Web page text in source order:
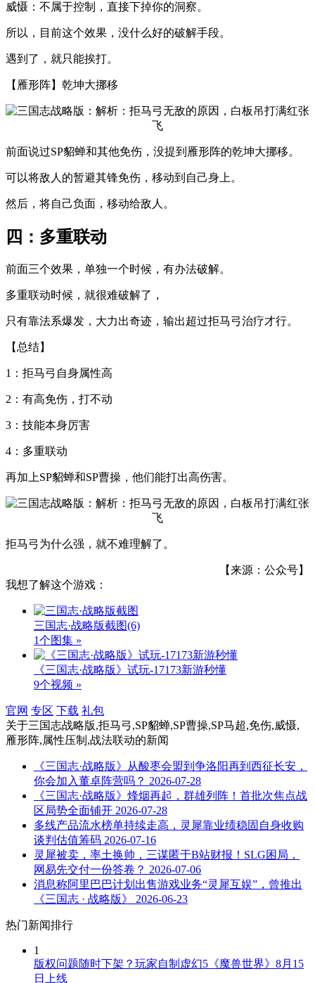
威慑：不属于控制，直接下掉你的洞察。
所以，目前这个效果，没什么好的破解手段。
遇到了，就只能挨打。
【雁形阵】乾坤大挪移
前面说过SP貂蝉和其他免伤，没提到雁形阵的乾坤大挪移。
可以将敌人的暂避其锋免伤，移动到自己身上。
然后，将自己负面，移动给敌人。
四：多重联动
前面三个效果，单独一个时候，有办法破解。
多重联动时候，就很难破解了，
只有靠法系爆发，大力出奇迹，输出超过拒马弓治疗才行。
【总结】
1：拒马弓自身属性高
2：有高免伤，打不动
3：技能本身厉害
4：多重联动
再加上SP貂蝉和SP曹操，他们能打出高伤害。
拒马弓为什么强，就不难理解了。
【来源：公众号】
我想了解这个游戏：
三国志·战略版截图(6)
1个图集 »
《三国志·战略版》试玩-17173新游秒懂
9个视频 »
官网 专区 下载 礼包
关于三国志战略版,拒马弓,SP貂蝉,SP曹操,SP马超,免伤,威慑,
雁形阵,属性压制,战法联动的新闻
《三国志·战略版》从酸枣会盟到争洛阳再到西征长安，
你会加入董卓阵营吗？ 2026-07-28
《三国志·战略版》烽烟再起，群雄列阵！首批次焦点战
区局势全面铺开 2026-07-28
多线产品流水榜单持续走高，灵犀靠业绩稳固自身收购
谈判估值筹码 2026-07-16
灵犀被卖，率土换帅，三谋匿于B站财报！SLG困局，
网易先交付一份答卷？ 2026-07-06
消息称阿里巴巴计划出售游戏业务“灵犀互娱”，曾推出
《三国志 · 战略版》
2026-06-23
热门新闻排行
1
版权问题随时下架？玩家自制虚幻5《魔兽世界》8月15
日上线